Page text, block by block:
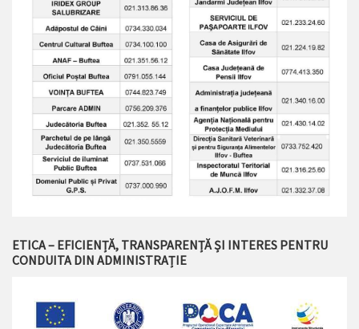
ETICA – EFICIENȚĂ, TRANSPARENȚĂ ȘI INTERES PENTRU
CONDUITA DIN ADMINISTRAȚIE